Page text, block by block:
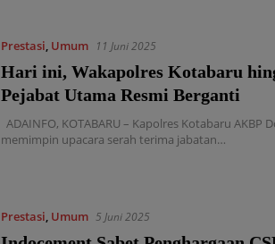
Prestasi, Umum 11 Juni 2025
Hari ini, Wakapolres Kotabaru
Pejabat Utama Resmi Berganti
ADAINFO, KOTABARU – Kapolres Kotabaru AKBP
memimpin upacara serah terima jabatan…
Prestasi, Umum 5 Juni 2025